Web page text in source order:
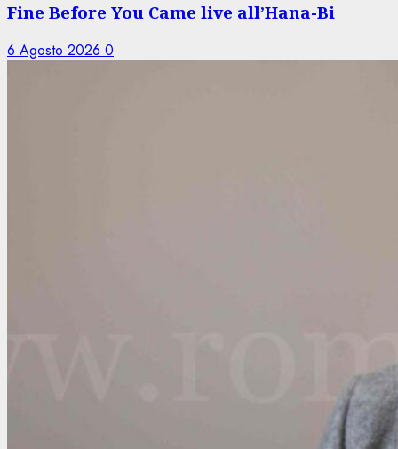
Fine Before You Came live all’Hana-Bi
6 Agosto 2026 0